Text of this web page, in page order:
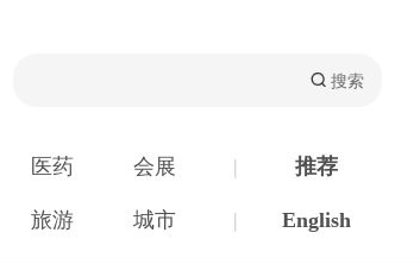
医药 会展 | 推荐
旅游 城市 | English